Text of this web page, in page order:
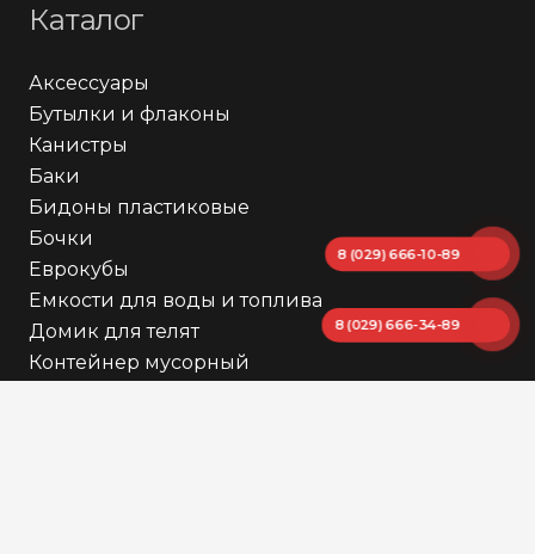
Каталог
Аксессуары
Бутылки и флаконы
Канистры
Баки
Бидоны пластиковые
Бочки
Еврокубы
Емкости для воды и топлива
Домик для телят
Контейнер мусорный
8 (029) 666-10-89
8 (029) 666-34-89